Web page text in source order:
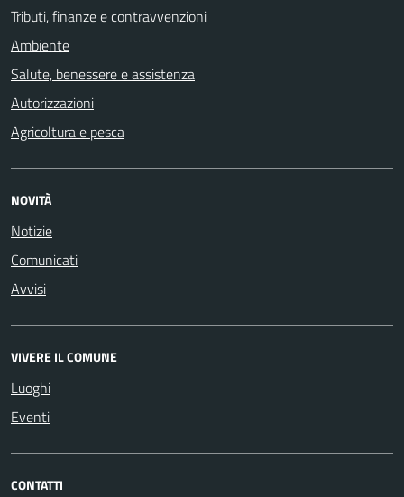
Tributi, finanze e contravvenzioni
Ambiente
Salute, benessere e assistenza
Autorizzazioni
Agricoltura e pesca
NOVITÀ
Notizie
Comunicati
Avvisi
VIVERE IL COMUNE
Luoghi
Eventi
CONTATTI